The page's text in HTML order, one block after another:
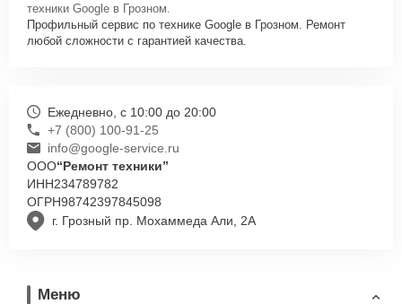
техники Google в Грозном.
Профильный сервис по технике Google в Грозном. Ремонт
любой сложности с гарантией качества.
г. Грозный пр. Мохаммеда Али, 2А
Ежедневно, с 10:00 до 20:00
+7 (800) 100-91-25
info@google-service.ru
ООО“Ремонт техники”
ИНН234789782
ОГРН98742397845098
Меню